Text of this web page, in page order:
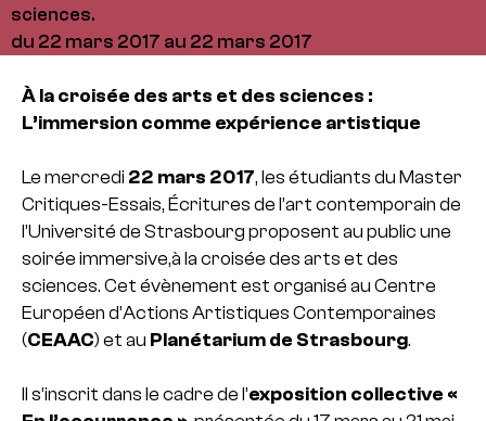
sciences.
du 22 mars 2017 au 22 mars 2017
À la croisée des arts et des sciences :
L’immersion comme expérience artistique
Le mercredi 22 mars 2017, les étudiants du Master
Critiques-Essais, Écritures de l’art contemporain de
l’Université de Strasbourg proposent au public une
soirée immersive,à la croisée des arts et des
sciences. Cet évènement est organisé au Centre
Européen d’Actions Artistiques Contemporaines
(CEAAC) et au Planétarium de Strasbourg.
Il s’inscrit dans le cadre de l’exposition collective «